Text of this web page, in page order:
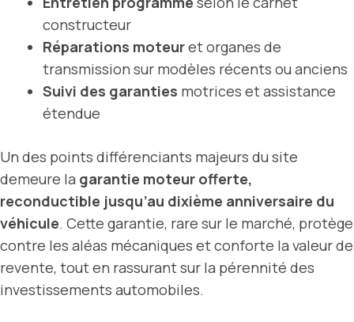
constructeur
Réparations moteuret organes de
transmission sur modèles récents ou anciens
Suivi des garanties motrices et assistance
étendue
Un des points différenciants majeurs du site
demeure la garantie moteur offerte,
reconductible jusqu’au dixième anniversaire du
véhicule. Cette garantie, rare sur le marché, protège
contre les aléas mécaniques et conforte la valeur de
revente, tout en rassurant sur la pérennité des
investissements automobiles.